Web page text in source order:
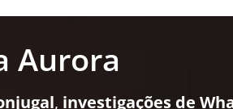
Aurora
, investigações de